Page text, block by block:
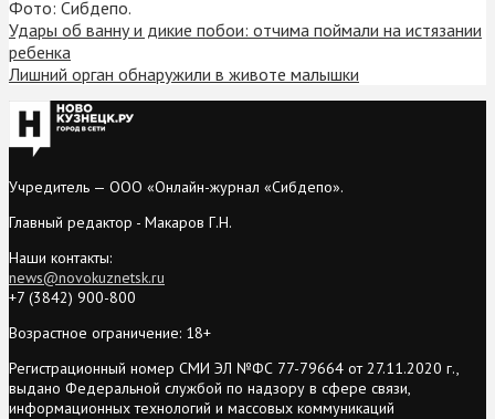
Фото: Сибдепо.
Удары об ванну и дикие побои: отчима поймали на истязании
ребенка
Лишний орган обнаружили в животе малышки
Учредитель — ООО «Онлайн-журнал «Сибдепо».
Главный редактор - Макаров Г.Н.
Наши контакты:
news@novokuznetsk.ru
+7 (3842) 900-800
Возрастное ограничение: 18+
Регистрационный номер СМИ ЭЛ №ФС 77-79664 от 27.11.2020 г.,
выдано Федеральной службой по надзору в сфере связи,
информационных технологий и массовых коммуникаций